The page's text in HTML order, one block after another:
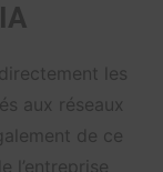
les
aux réseaux
de ce
l’entreprise